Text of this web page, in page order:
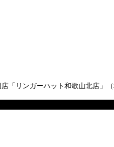
「リンガーハット和歌山北店